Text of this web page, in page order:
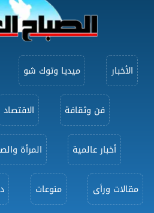
الأخبار ميديا وتوك شو
فن وثقافة الاقتصاد
أخبار عالمية المرأة
مقالات ورأى منوعات